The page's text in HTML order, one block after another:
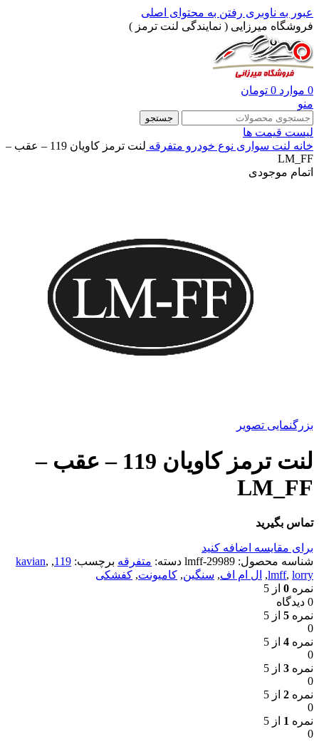
عبور به ناوبری رفتن به محتوای اصلی
فروشگاه میرزایی ( نمایندگی لنت ترمز )
0 موارد 0 تومان
منو
جستجو
لیست قیمت ها
خانه لنت سواری نوع خودرو متفرقه
لنت ترمز کاویان 119 – عقب –
LM_FF
اتمام موجودی
بزرگنمایی تصویر
لنت ترمز کاویان 119 – عقب –
LM_FF
تماس بگیرید
برای مقایسه اضافه کنید
شناسه محصول: 29989-lmff دسته: متفرقه برچسب: 119
,
kavian,
lmff, lorry
, ال ام اف, سنگین, کامیونت, کفشکی
نمره 0 از 5
0 دیدگاه
نمره 5 از 5
0
نمره 4 از 5
0
نمره 3 از 5
0
نمره 2 از 5
0
نمره 1 از 5
0